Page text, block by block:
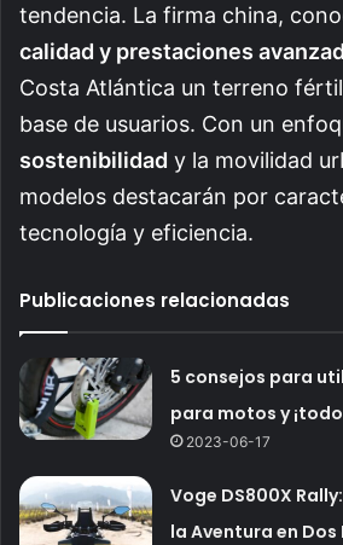
tendencia. La firma china,
calidad y prestaciones
Costa Atlántica un terreno
base de usuarios. Con un
sostenibilidad y la movilidad
modelos destacarán por
tecnología y eficiencia.
Publicaciones relacionadas
5 consejos para
para motos y
2023-06-17
Voge DS800X
la Aventura en Dos